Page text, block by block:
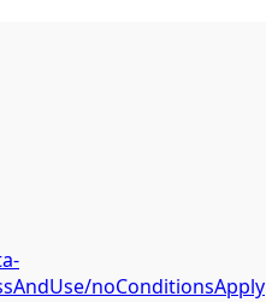
noConditionsApply